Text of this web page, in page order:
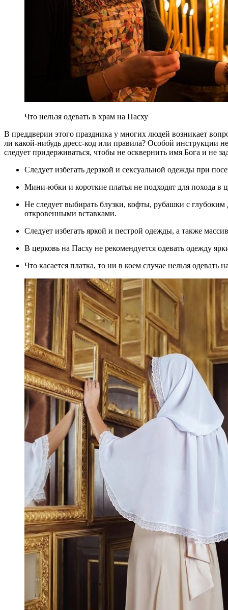
Что нельзя одевать в храм на Пасху
В преддверии этого праздника у многих людей возникает
ли какой-нибудь дресс-код или правила? Особой инструкции
следует придерживаться, чтобы не осквернить имя Бога и не
Следует избегать дерзкой и сексуальной одежды при
Мини-юбки и короткие платья не подходят для похода в
Не следует выбирать блузки, кофты, рубашки с глубоким декольте, открытыми плечами, вырезами или
откровенными вставками.
Следует избегать яркой и пестрой одежды, а также
В церковь на Пасху не рекомендуется одевать одежду
Что касается платка, то ни в коем случае нельзя